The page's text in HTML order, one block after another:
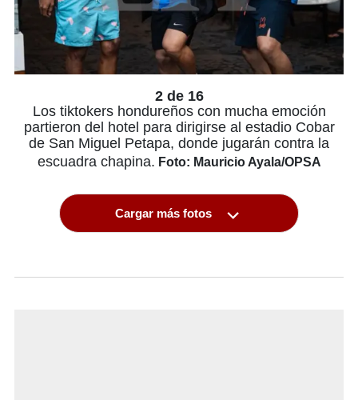
2 de 16
Los tiktokers hondureños con mucha emoción
partieron del hotel para dirigirse al estadio Cobar
de San Miguel Petapa, donde jugarán contra la
escuadra chapina. Foto: Mauricio Ayala/OPSA
Cargar más fotos